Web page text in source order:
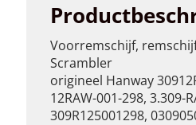
Voorremschijf,
Scrambler
origineel Hanway
12RAW-001-298, 3.309-
309R125001298,